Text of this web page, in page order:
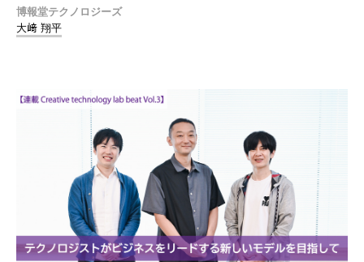
博報堂テクノロジーズ
大﨑 翔平